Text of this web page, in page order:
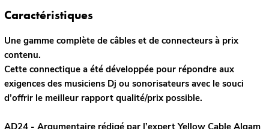
Caractéristiques
Une gamme complète de câbles et de connecteurs à prix
contenu.
Cette connectique a été développée pour répondre aux
exigences des musiciens Dj ou sonorisateurs avec le souci
d’offrir le meilleur rapport qualité/prix possible.
AD24 - Argumentaire rédigé par l’expertYellow CableAlgam